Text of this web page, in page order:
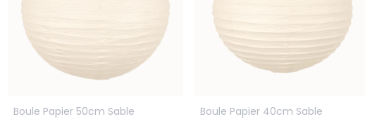
Boule Papier 50cm Sable Boule Papier 40cm Sable